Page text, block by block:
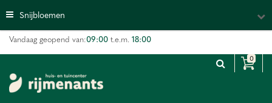
n
Snijbloemen
Vandaag geopend van:09:00 t.e.m. 18:00